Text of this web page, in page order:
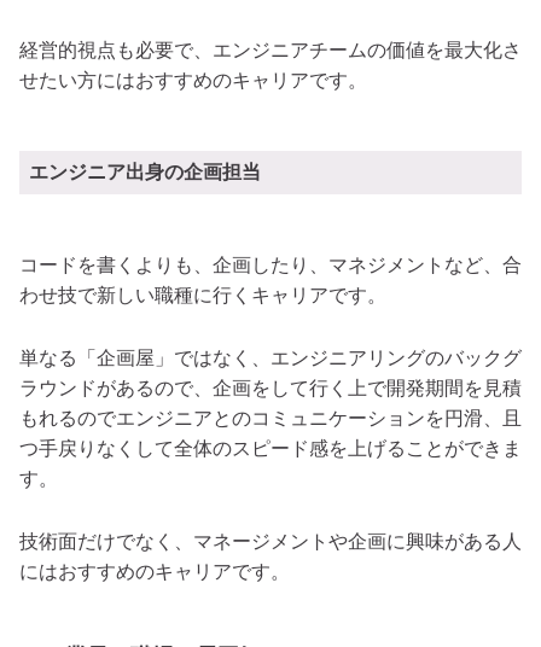
経営的視点も必要で、エンジニアチームの価値を最大化さ
せたい方にはおすすめのキャリアです。
エンジニア出身の企画担当
コードを書くよりも、企画したり、マネジメントなど、合
わせ技で新しい職種に行くキャリアです。
単なる「企画屋」ではなく、エンジニアリングのバックグ
ラウンドがあるので、企画をして行く上で開発期間を見積
もれるのでエンジニアとのコミュニケーションを円滑、且
つ手戻りなくして全体のスピード感を上げることができま
す。
技術面だけでなく、マネージメントや企画に興味がある人
にはおすすめのキャリアです。